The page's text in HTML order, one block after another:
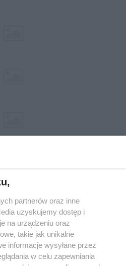
nie może być powielany i
w jakikolwiek sposób (w
na jakimkolwiek polu
włącznie z umieszczaniem w
praw. Jakiekolwiek użycie lub
lub w części z naruszeniem prawa,
pod groźbą kary i może być
partnerów oraz inne
uzyskujemy dostęp i
na urządzeniu oraz
takie jak unikalne
informacje wysyłane przez
w celu zapewniania